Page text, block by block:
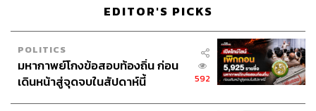
ผู้ชาย โดยเฉพาะเมื่อเธอเป็นลูกสาวของ พ่อสุนทร (ตู่-นพพล
โกมารชุน) ที่เป็นถึงประธานสมาคมพระเครื่องที่มีผู้คน
เคารพนับถือมากมาย มันก็ยิ่งสร้างแรงกดดันจากสายตาของ
ผู้คนที่มองเข้ามามากขึ้นกว่าเดิม และนั่นทำให้การตัดสินใจ
ต่างๆ ของเธอมีน้ำหนักในสายตาผู้ชม เช่นเดียวกันกับ เซ้ง
EDITOR'S PICKS
POLITICS
มหากาพย์โกงข้อสอบท้องถิ่น ก่อน
เดินหน้าสู่จุดจบในสัปดาห์นี้
592